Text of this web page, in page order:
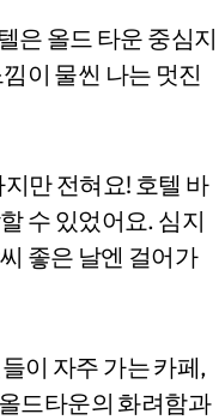
은 올드 타운 중심지
이 물씬 나는 멋진
만 전혀요! 호텔 바
수 있었어요. 심지
좋은 날엔 걸어가
이 자주 가는 카페,
드타운의 화려함과